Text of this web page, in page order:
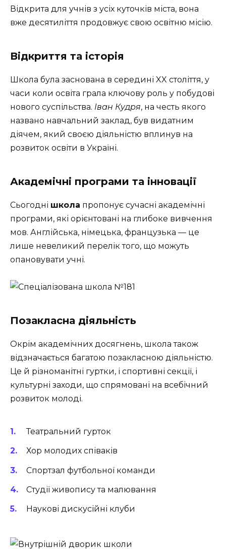
Відкрита для учнів з усіх куточків міста, вона
вже десятиліття продовжує свою освітню місію.
Відкриття та історія
Школа була заснована в середині XX століття, у
часи коли освіта грала ключову роль у побудові
нового суспільства. Іван Кудря, на честь якого
названо навчальний заклад, був видатним
діячем, який своєю діяльністю вплинув на
розвиток освіти в Україні.
Академічні програми та інновації
Сьогодні школа пропонує сучасні академічні
програми, які орієнтовані на глибоке вивчення
мов. Англійська, німецька, французька — це
лише невеликий перелік того, що можуть
опановувати учні.
Позакласна діяльність
Окрім академічних досягнень, школа також
відзначається багатою позакласною діяльністю.
Це й різноманітні гуртки, і спортивні секції, і
культурні заходи, що спрямовані на всебічний
розвиток молоді.
Театральний гурток
Хор молодих співаків
Спортзал футбольної команди
Студії живопису та малювання
Наукові дискусійні клуби